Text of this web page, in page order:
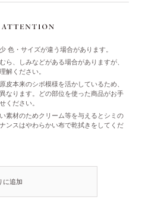
・サイズが違う場合があります。
、しみなどがある場合がありますが、
解ください。
本来のシボ模様を活かしているため、
なります。どの部位を使った商品がお手
ください。
材のためクリーム等を与えるとシミの
ンスはやわらかい布で乾拭きをしてくだ
に追加